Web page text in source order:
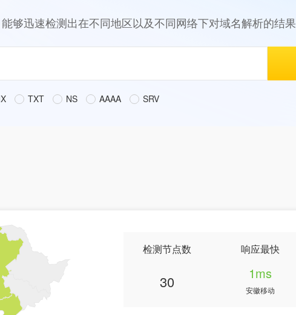
够迅速检测出在不同地区以及不同网络下对域名解析的结果
TXT NS AAAA SRV
检测节点数
30
响应最快
1ms
安徽移动